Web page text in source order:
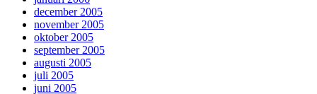
december 2005
november 2005
oktober 2005
september 2005
augusti 2005
juli 2005
juni 2005